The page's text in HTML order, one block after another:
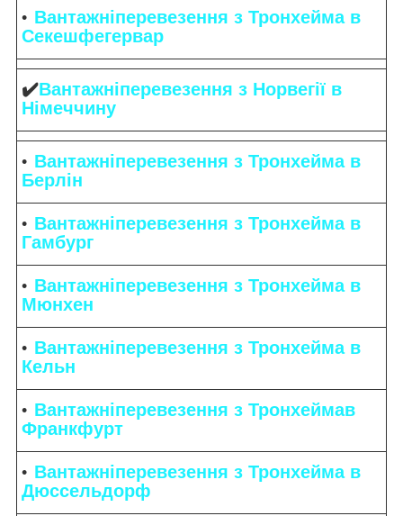
Вантажніперевезення з Тронхейма в
Секешфегервар
✔️Вантажніперевезення з Норвегії в
Німеччину
Вантажніперевезення з Тронхейма в
Берлін
Вантажніперевезення з Тронхейма в
Гамбург
Вантажніперевезення з Тронхейма в
Мюнхен
Вантажніперевезення з Тронхейма в
Кельн
Вантажніперевезення з Тронхеймав
Франкфурт
Вантажніперевезення з Тронхейма в
Дюссельдорф